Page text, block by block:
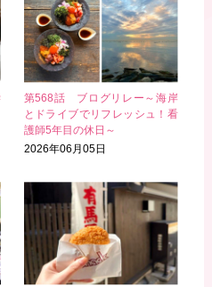
第568話 ブログリレー～海岸
とドライブでリフレッシュ！看
護師5年目の休日～
2026年06月05日